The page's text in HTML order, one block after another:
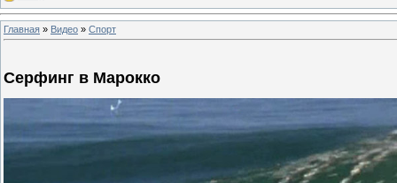
Главная » Видео » Спорт
Серфинг в Марокко